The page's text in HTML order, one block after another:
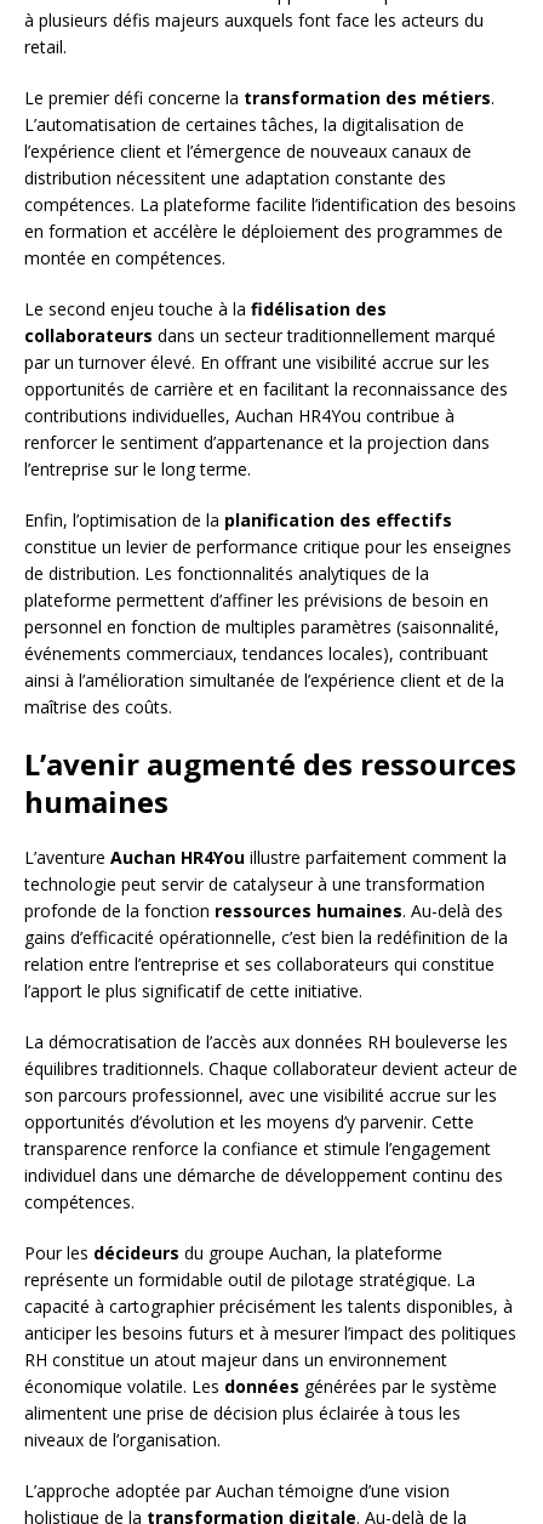
à plusieurs défis majeurs auxquels font face les acteurs du
retail.
Le premier défi concerne la transformation des métiers.
L’automatisation de certaines tâches, la digitalisation de
l’expérience client et l’émergence de nouveaux canaux de
distribution nécessitent une adaptation constante des
compétences. La plateforme facilite l’identification des besoins
en formation et accélère le déploiement des programmes de
montée en compétences.
Le second enjeu touche à la fidélisation des
collaborateurs dans un secteur traditionnellement marqué
par un turnover élevé. En offrant une visibilité accrue sur les
opportunités de carrière et en facilitant la reconnaissance des
contributions individuelles, Auchan HR4You contribue à
renforcer le sentiment d’appartenance et la projection dans
l’entreprise sur le long terme.
Enfin, l’optimisation de la planification des effectifs
constitue un levier de performance critique pour les enseignes
de distribution. Les fonctionnalités analytiques de la
plateforme permettent d’affiner les prévisions de besoin en
personnel en fonction de multiples paramètres (saisonnalité,
événements commerciaux, tendances locales), contribuant
ainsi à l’amélioration simultanée de l’expérience client et de la
maîtrise des coûts.
L’avenir augmenté des ressources
humaines
L’aventure Auchan HR4You illustre parfaitement comment la
technologie peut servir de catalyseur à une transformation
profonde de la fonction ressources humaines. Au-delà des
gains d’efficacité opérationnelle, c’est bien la redéfinition de la
relation entre l’entreprise et ses collaborateurs qui constitue
l’apport le plus significatif de cette initiative.
La démocratisation de l’accès aux données RH bouleverse les
équilibres traditionnels. Chaque collaborateur devient acteur de
son parcours professionnel, avec une visibilité accrue sur les
opportunités d’évolution et les moyens d’y parvenir. Cette
transparence renforce la confiance et stimule l’engagement
individuel dans une démarche de développement continu des
compétences.
Pour les décideurs du groupe Auchan, la plateforme
représente un formidable outil de pilotage stratégique. La
capacité à cartographier précisément les talents disponibles, à
anticiper les besoins futurs et à mesurer l’impact des politiques
RH constitue un atout majeur dans un environnement
économique volatile. Les données générées par le système
alimentent une prise de décision plus éclairée à tous les
niveaux de l’organisation.
L’approche adoptée par Auchan témoigne d’une vision
holistique de la transformation digitale. Au-delà de la